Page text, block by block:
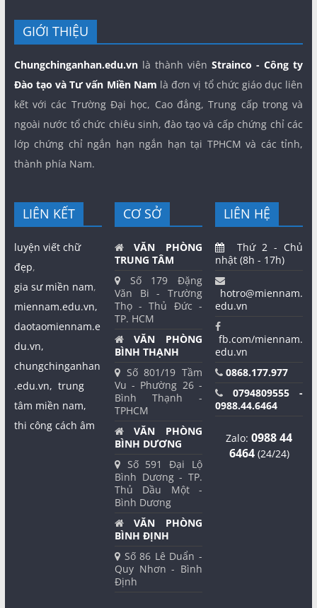
GIỚI THIỆU
Chungchinganhan.edu.vnlà thành viênStrainco - Công ty
Đào tạo và Tư vấn Miền Nam là đơn vị tổ chức giáo dục liên
kết với các Trường Đại học, Cao đẳng, Trung cấp trong và
ngoài nước tổ chức chiêu sinh, đào tạo và cấp chứng chỉ các
lớp chứng chỉ ngắn hạn ngắn hạn tại TPHCM và các tỉnh,
thành phía Nam.
LIÊN KẾT
luyện viết chữ
đẹp,
gia sư miền nam,
miennam.edu.vn,
daotaomiennam.e
du.vn,
chungchinganhan
.edu.vn, trung
tâm miền nam,
thi công cách âm
CƠ SỞ
VĂN PHÒNG
TRUNG TÂM
Số 179 Đặng
Văn Bi - Trường
Thọ - Thủ Đức -
TP. HCM
VĂN PHÒNG
BÌNH THẠNH
Số 801/19 Tầm
Vu - Phường 26 -
Bình Thạnh -
TPHCM
VĂN PHÒNG
BÌNH DƯƠNG
Số 591 Đại Lộ
Bình Dương - TP.
Thủ Dầu Một -
Bình Dương
VĂN PHÒNG
BÌNH ĐỊNH
Số 86 Lê Duẩn -
Quy Nhơn - Bình
Định
LIÊN HỆ
Thứ 2 - Chủ
nhật (8h - 17h)
hotro@miennam.
edu.vn
fb.com/miennam.
edu.vn
0868.177.977
0794809555 -
0988.44.6464
Zalo:0988 44
6464(24/24)